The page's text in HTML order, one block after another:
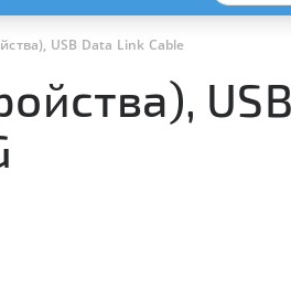
USB Data Link Cable